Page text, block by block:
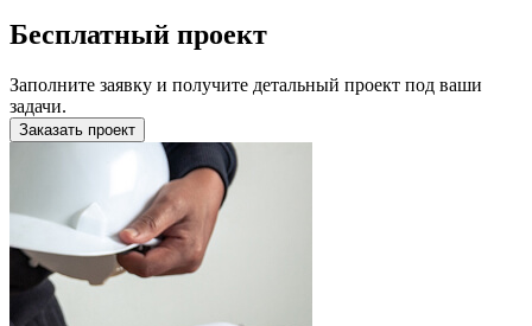
Бесплатный проект
Заполните заявку и получите детальный проект под ваши
задачи.
Заказать проект